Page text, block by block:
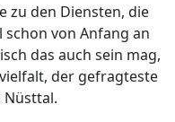
zu den Diensten, die
von Anfang an
das auch sein mag,
der gefragteste
Nüsttal.